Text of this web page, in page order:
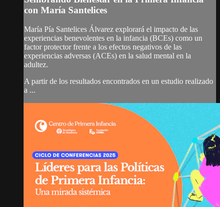
con María Santelices
María Pía Santelices Álvarez explorará el impacto de las
experiencias benevolentes en la infancia (BCEs) como un
factor protector frente a los efectos negativos de las
experiencias adversas (ACEs) en la salud mental en la
adultez.
A partir de los resultados encontrados en un estudio realizado
a ...